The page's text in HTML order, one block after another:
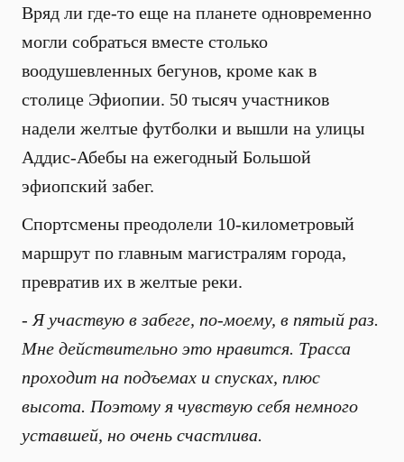
Вряд ли где-то еще на планете одновременно
могли собраться вместе столько
воодушевленных бегунов, кроме как в
столице Эфиопии. 50 тысяч участников
надели желтые футболки и вышли на улицы
Аддис-Абебы на ежегодный Большой
эфиопский забег.
Спортсмены преодолели 10-километровый
маршрут по главным магистралям города,
превратив их в желтые реки.
- Я участвую в забеге, по-моему, в пятый раз.
Мне действительно это нравится. Трасса
проходит на подъемах и спусках, плюс
высота. Поэтому я чувствую себя немного
уставшей, но очень счастлива.